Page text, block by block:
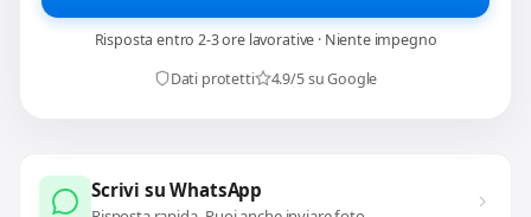
Risposta entro 2-3 ore lavorative · Niente impegno
Dati protetti
4.9/5 su Google
Scrivi su WhatsApp